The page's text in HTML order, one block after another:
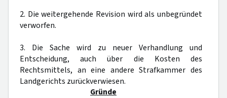
2. Die weitergehende Revision wird als unbegründet
verworfen.
3. Die Sache wird zu neuer Verhandlung und
Entscheidung, auch über die Kosten des
Rechtsmittels, an eine andere Strafkammer des
Landgerichts zurückverwiesen.
Gründe